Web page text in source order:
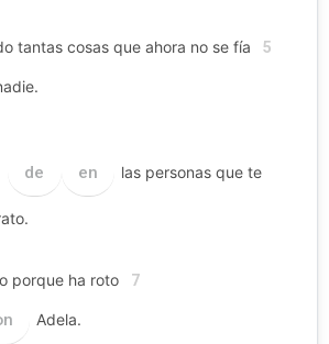
tantas cosas que ahora no se fía 5
de en las personas que te
porque ha roto 7
Adela.